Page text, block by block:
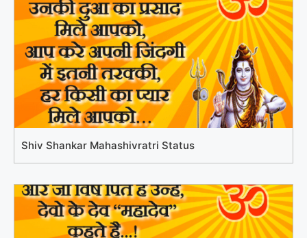
Shiv Shankar Mahashivratri Status